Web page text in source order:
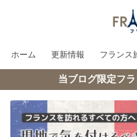
ホーム 更新情報 フランス
当ブログ限定フ